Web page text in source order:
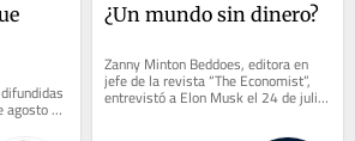
agosto
¿Un mundo sin dinero?
Zanny Minton Beddoes, editora en
jefe de la revista “The Economist”,
entrevistó a Elon Musk el 24 de julio
de 2026. La entrevista no se puede...